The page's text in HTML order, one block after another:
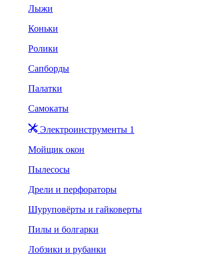
Лыжи
Коньки
Ролики
Сапборды
Палатки
Самокаты
Электроинструменты 1
Мойщик окон
Пылесосы
Дрели и перфораторы
Шуруповёрты и гайковерты
Пилы и болгарки
Лобзики и рубанки